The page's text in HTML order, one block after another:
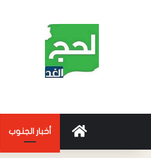
أخبار الجنوب